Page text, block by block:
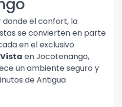
donde el confort, la
se convierten en parte
en el exclusivo
en Jocotenango,
un ambiente seguro y
de Antigua